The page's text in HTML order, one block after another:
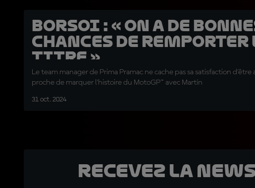
Borsoi : « On a de
chances de remporter
titre »
Le team manager de Prima Pramac ne cache pas sa satisfaction d'être
proche de marquer l'histoire du MotoGP™ avec Martín
31 oct. 2024
Recevez la